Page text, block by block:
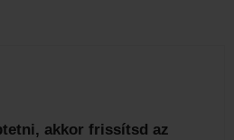
akkor frissítsd az